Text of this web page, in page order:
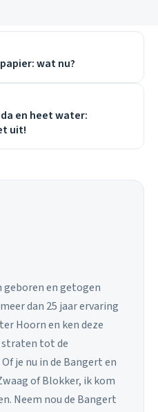
wat nu?
en heet water:
uit!
geboren en getogen
dan 25 jaar ervaring
Hoorn en ken deze
straten tot de
je nu in de Bangert en
of Blokker, ik kom
Neem nou de Bangert